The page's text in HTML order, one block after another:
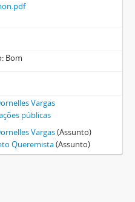
Bom
Vargas
públicas
Vargas(Assunto)
Queremista(Assunto)